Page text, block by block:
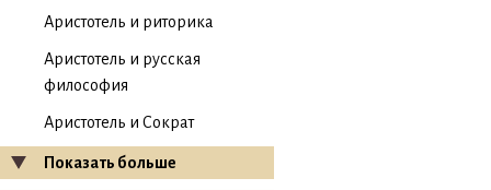
Аристотель и риторика
Аристотель и русская
философия
Аристотель и Сократ
Показать больше